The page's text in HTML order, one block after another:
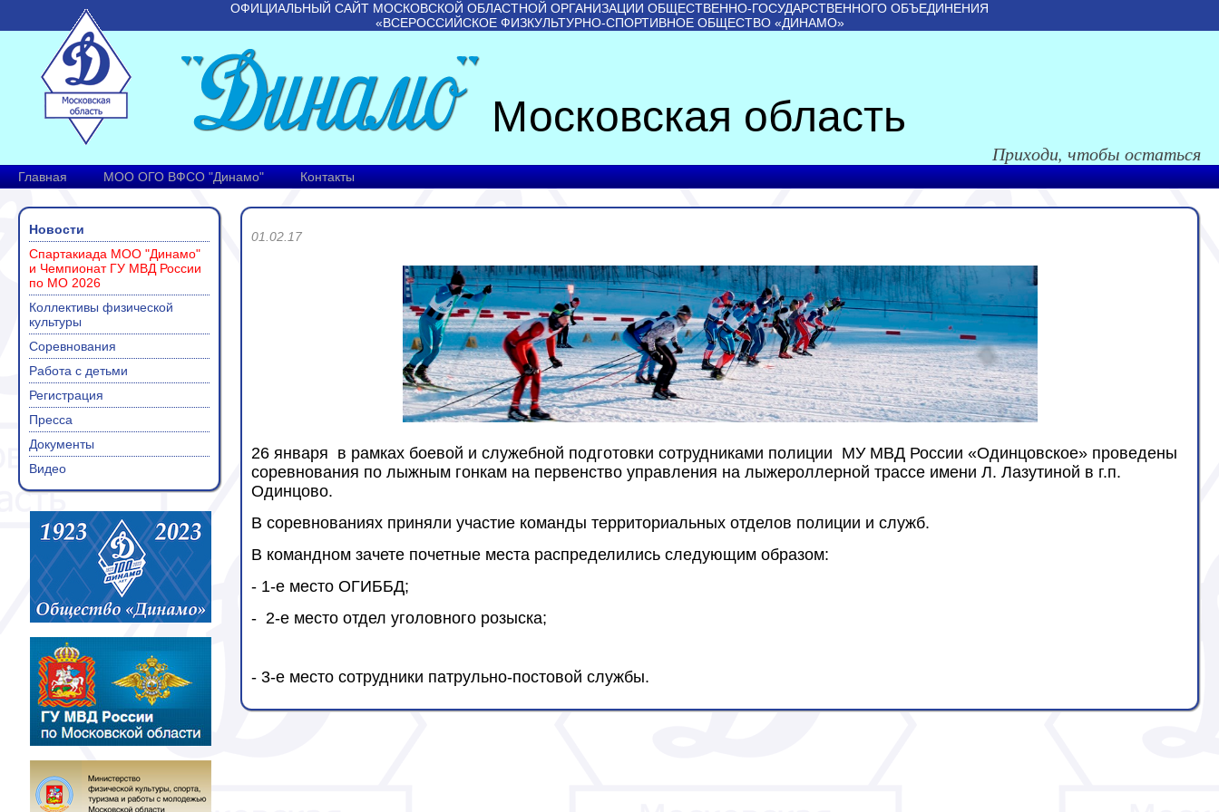
ОФИЦИАЛЬНЫЙ САЙТ МОСКОВСКОЙ ОБЛАСТНОЙ ОРГАНИЗАЦИИ ОБЩЕСТВЕННО-ГОСУДАРСТВЕННОГО ОБЪЕДИНЕНИЯ
«ВСЕРОССИЙСКОЕ ФИЗКУЛЬТУРНО-СПОРТИВНОЕ ОБЩЕСТВО «ДИНАМО»
Московская область
Приходи, чтобы остаться
Главная МОО ОГО ВФСО "Динамо" Контакты
Новости
Спартакиада МОО "Динамо"
и Чемпионат ГУ МВД России
по МО 2026
Коллективы физической
культуры
Соревнования
Работа с детьми
Регистрация
Пресса
Документы
Видео
01.02.17
26 января в рамках боевой и служебной подготовки сотрудниками полиции МУ МВД России «Одинцовское» проведены
соревнования по лыжным гонкам на первенство управления на лыжероллерной трассе имени Л. Лазутиной в г.п.
Одинцово.
В соревнованиях приняли участие команды территориальных отделов полиции и служб.
В командном зачете почетные места распределились следующим образом:
- 1-е место ОГИББД;
- 2-е место отдел уголовного розыска;
- 3-е место сотрудники патрульно-постовой службы.